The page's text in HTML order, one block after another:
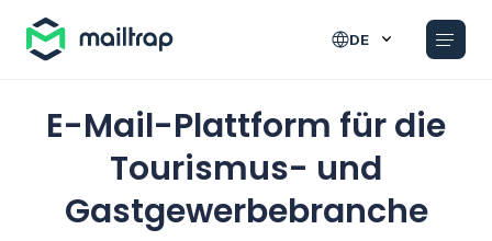
DE
E-Mail-Plattform für die
Tourismus- und
Gastgewerbebranche